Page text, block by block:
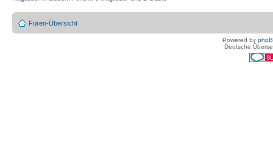
Foren-Übersicht
Powered by
Deutsche